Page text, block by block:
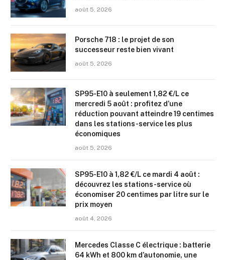
août 5, 2026
Porsche 718 : le projet de son
successeur reste bien vivant
août 5, 2026
SP95-E10 à seulement 1,82 €/L ce
mercredi 5 août : profitez d’une
réduction pouvant atteindre 19 centimes
dans les stations-service les plus
économiques
août 5, 2026
SP95-E10 à 1,82 €/L ce mardi 4 août :
découvrez les stations-service où
économiser 20 centimes par litre sur le
prix moyen
août 4, 2026
Mercedes Classe C électrique : batterie
64 kWh et 800 km d’autonomie, une